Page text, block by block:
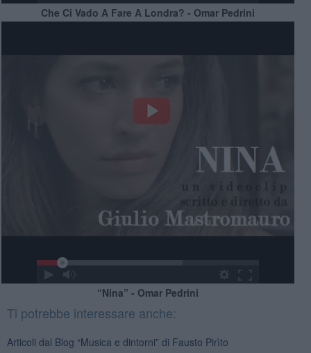
Che Ci Vado A Fare A Londra? - Omar Pedrini
“Nina” - Omar Pedrini
Ti potrebbe interessare anche:
Articoli dal Blog “Musica e dintorni” di Fausto Pirìto